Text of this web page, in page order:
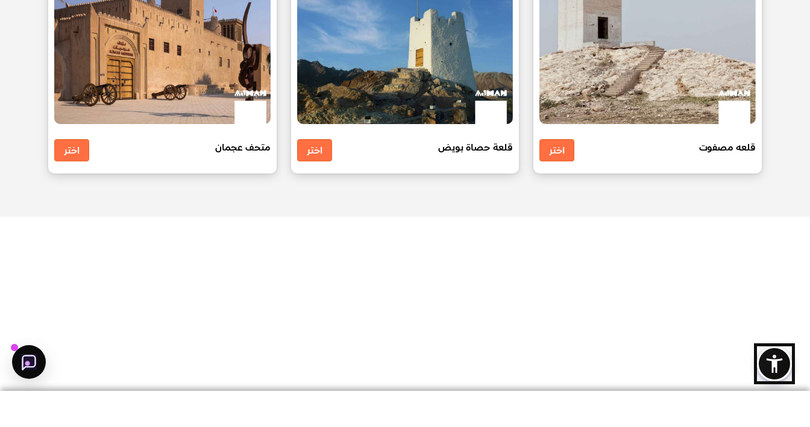
قلعه مصفوت اختر قلعة حصاة بويض اختر متحف عجمان اختر